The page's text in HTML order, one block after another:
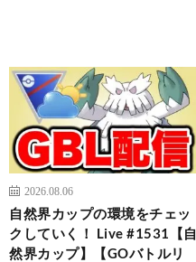
2026.08.06
自然界カップの環境をチェッ
クしていく！ Live #1531【自
然界カップ】【GOバトルリ